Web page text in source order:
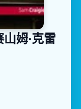
姆·克雷